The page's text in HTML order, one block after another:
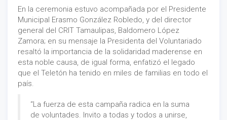
En la ceremonia estuvo acompañada por el Presidente
Municipal Erasmo González Robledo, y del director
general del CRIT Tamaulipas, Baldomero López
Zamora; en su mensaje la Presidenta del Voluntariado
resaltó la importancia de la solidaridad maderense en
esta noble causa, de igual forma, enfatizó el legado
que el Teletón ha tenido en miles de familias en todo el
país.
“La fuerza de esta campaña radica en la suma
de voluntades. Invito a todas y todos a unirse,